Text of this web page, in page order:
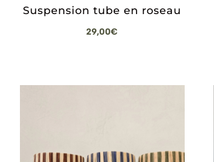
Suspension tube en roseau
29,00€